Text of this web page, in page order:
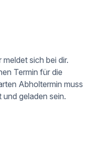
sich bei dir.
Termin für die
Abholtermin muss
geladen sein.